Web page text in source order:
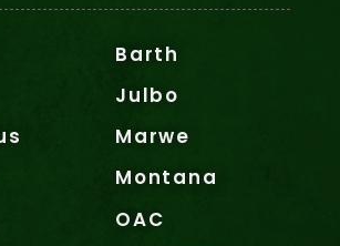
Barth
Julbo
Marwe
Montana
OAC